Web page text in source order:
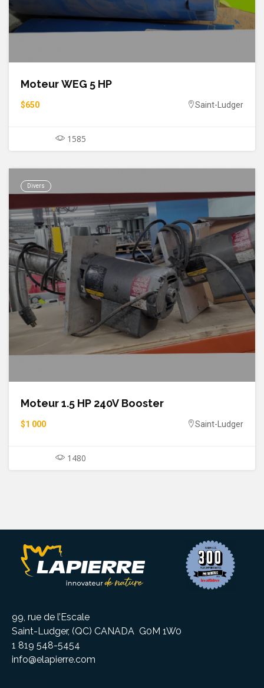
Moteur WEG 5 HP
$650 Saint-Ludger
1585
Divers
Moteur 1.5 HP 240V Booster
$1 000 Saint-Ludger
1480
99, rue de l’Escale
Saint-Ludger, (QC) CANADA G0M 1W0
1 819 548-5454
info@elapierre.com